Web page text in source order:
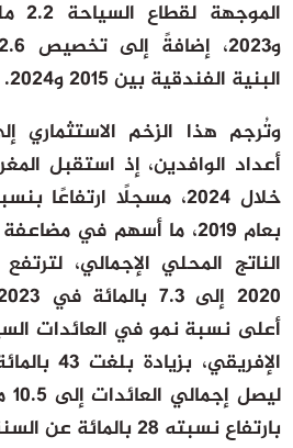
البنية الفندقية بين 2015 و2024.
وتُرجم هذا الزخم
بعام 2019، ما أسهم في
أعلى نسبة نمو في العائدات
بارتفاع نسبته 28 بالمائة عن السنة نفسها.